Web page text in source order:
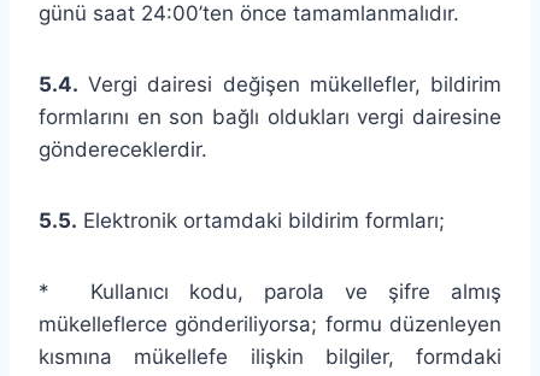
günü saat 24:00’ten önce tamamlanmalıdır.
5.4. Vergi dairesi değişen mükellefler, bildirim
formlarını en son bağlı oldukları vergi dairesine
göndereceklerdir.
5.5. Elektronik ortamdaki bildirim formları;
* Kullanıcı kodu, parola ve şifre almış
mükelleflerce gönderiliyorsa; formu düzenleyen
kısmına mükellefe ilişkin bilgiler, formdaki